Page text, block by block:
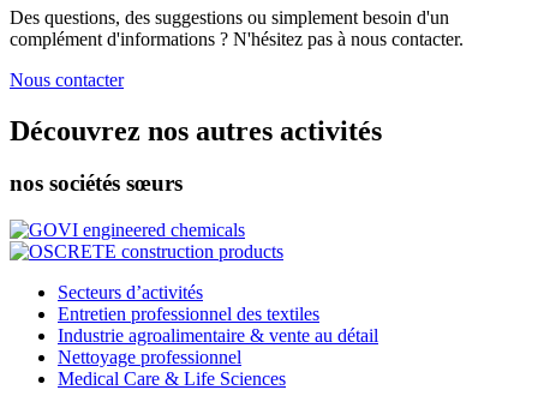
Des questions, des suggestions ou simplement besoin d'un
complément d'informations ? N'hésitez pas à nous contacter.
Nous contacter
Découvrez nos autres activités
nos sociétés sœurs
Secteurs d’activités
Entretien professionnel des textiles
Industrie agroalimentaire & vente au détail
Nettoyage professionnel
Medical Care & Life Sciences